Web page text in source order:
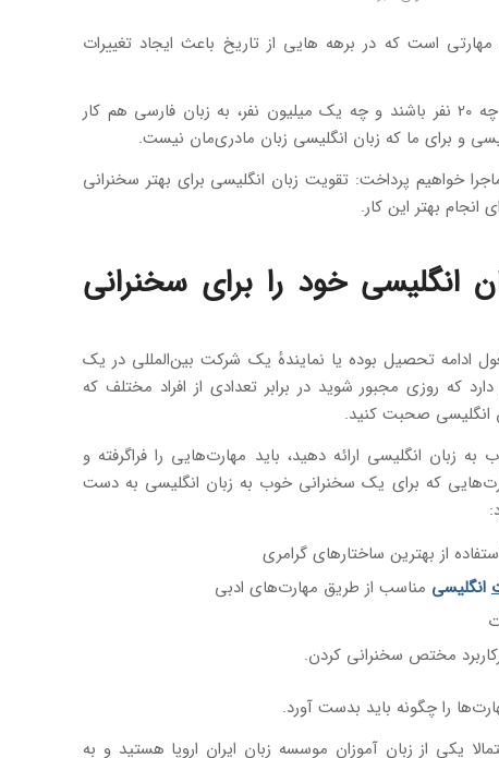
مهارتی است که در برهه هایی از تاریخ باعث ایجاد تغییرات
اما سخنرانی در برابر جمعی از افراد چه 20 نفر باشند و چه یک میلیون نفر، به زبان فارسی هم کار
و برای ما که زبان انگلیسی زبان مادری‌مان نیست.
خواهیم پرداخت: تقویت زبان انگلیسی برای بهتر سخنرانی
بهتر این کار.
انگلیسی خود را برای سخنرانی
ادامه تحصیل بوده یا نمایندهٔ یک شرکت بین‌المللی در یک
که روزی مجبور شوید در برابر تعدادی از افراد مختلف که
انگلیسی صحبت کنید.
زبان انگلیسی ارائه دهید، باید مهارت‌هایی را فراگرفته و
که برای یک سخنرانی خوب به زبان انگلیسی به دست
از بهترین ساختارهای گرامری
انگلیسی مناسب از طریق مهارت‌های ادبی
مختص سخنرانی کردن.
را چگونه باید بدست آورد.
یکی از زبان آموزان موسسه زبان ایران اروپا هستید و به